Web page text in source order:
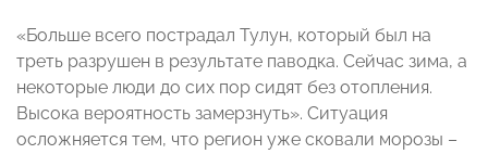
«Больше всего пострадал Тулун, который был на
треть разрушен в результате паводка. Сейчас зима, а
некоторые люди до сих пор сидят без отопления.
Высока вероятность замерзнуть». Ситуация
осложняется тем, что регион уже сковали морозы –